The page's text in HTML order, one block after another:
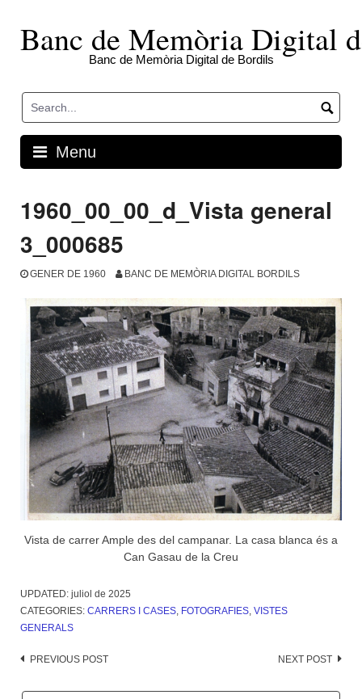
contentBanc de Memòria Digital
Banc de Memòria Digital de Bordils
Menu
1960_00_00_d_Vista general
3_000685
GENER DE 1960 BANC DE MEMÒRIA DIGITAL BORDILS
Vista de carrer Ample des del campanar. La casa blanca és a
Can Gasau de la Creu
UPDATED: juliol de 2025
CATEGORIES: CARRERS I CASES FOTOGRAFIES VISTES
GENERALS
Post
PREVIOUS POST NEXT POST